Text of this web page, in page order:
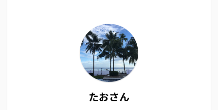
たおさん